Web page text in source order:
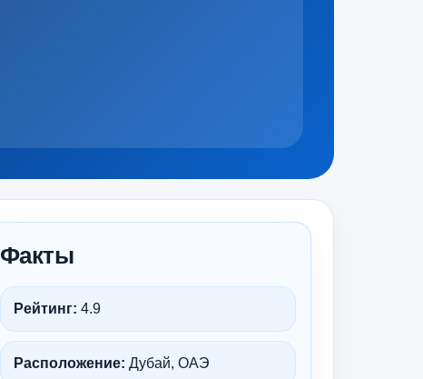
Факты
Рейтинг: 4.9
Расположение: Дубай, ОАЭ